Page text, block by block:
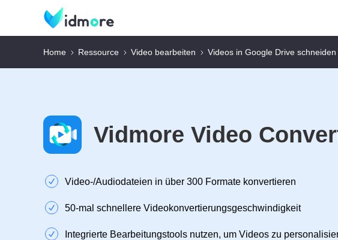
Home Ressource Video bearbeiten Videos in Google Drive schneiden
Vidmore Video
Video‑/Audiodateien in über 300 Formate konvertieren
50‑mal schnellere Videokonvertierungsgeschwindigkeit
Integrierte Bearbeitungstools nutzen, um Videos zu